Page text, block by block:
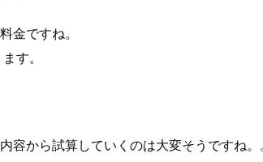
金ですね。
す。
から試算していくのは大変そうですね。